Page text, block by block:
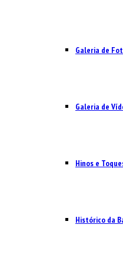
Galeria de
Galeria de
Hinos e
Histórico da